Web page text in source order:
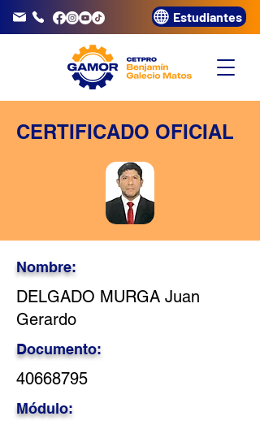
3320072 Estudiantes
CERTIFICADO OFICIAL
Nombre:
DELGADO MURGA Juan
Gerardo
Documento:
40668795
Módulo: